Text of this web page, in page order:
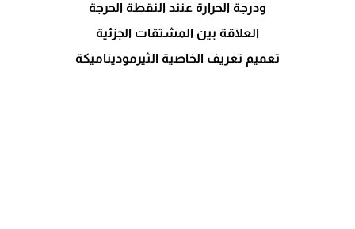
ودرجة الحرارة عنند النقطة الحرجة
العلاقة بين المشتقات الجزئية
تعميم تعريف الخاصية الثيرموديناميكة